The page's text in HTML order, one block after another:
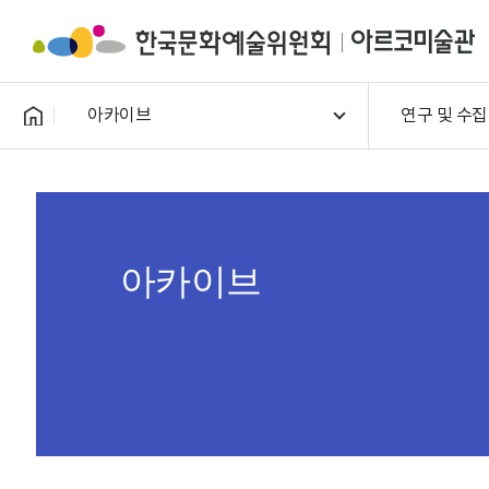
아카이브 연구 및 수집
아카이브